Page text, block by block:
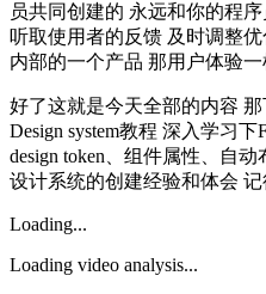
员共同创建的 永远和你的程
听取使用者的反馈 及时调整
内部的一个产品 那用户体验
好了这就是今天全部的内容
Design system教程 深入学习
design token、组件属性、自
设计系统的创建经验和体会
Loading...
Loading video analysis...